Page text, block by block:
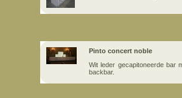
Pinto concert noble
Wit leder gecapitoneerde bar
backbar.